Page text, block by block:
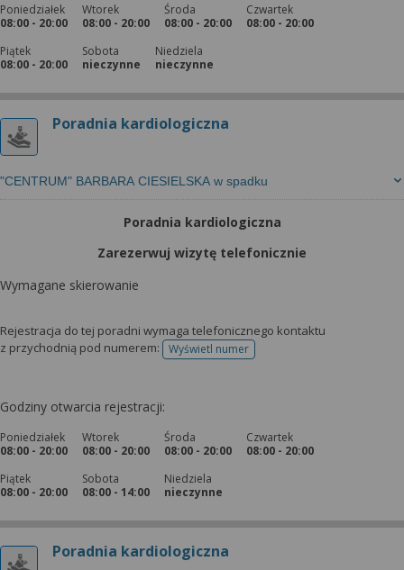
Poniedziałek
08:00 - 20:00
Wtorek
08:00 - 20:00
Środa
08:00 - 20:00
Czwartek
08:00 - 20:00
Piątek
08:00 - 20:00
Sobota
nieczynne
Niedziela
nieczynne
Poradnia kardiologiczna
"CENTRUM" BARBARA CIESIELSKA w spadku
Poradnia kardiologiczna
Zarezerwuj wizytę telefonicznie
Wymagane skierowanie
Rejestracja do tej poradni wymaga telefonicznego kontaktu
z przychodnią pod numerem:
Wyświetl numertelefonu do rejestracji
Godziny otwarcia rejestracji:
Poniedziałek
08:00 - 20:00
Wtorek
08:00 - 20:00
Środa
08:00 - 20:00
Czwartek
08:00 - 20:00
Piątek
08:00 - 20:00
Sobota
08:00 - 14:00
Niedziela
nieczynne
Poradnia kardiologiczna